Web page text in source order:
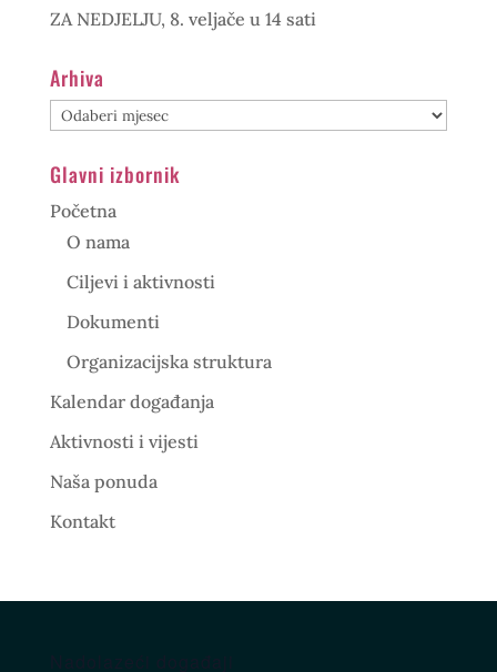
ZA NEDJELJU, 8. veljače u 14 sati
Arhiva
Arhiva
Glavni izbornik
Početna
O nama
Ciljevi i aktivnosti
Dokumenti
Organizacijska struktura
Kalendar događanja
Aktivnosti i vijesti
Naša ponuda
Kontakt